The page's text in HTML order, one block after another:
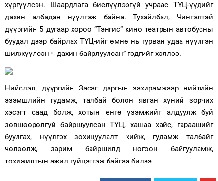
хүргүүлсэн. Шаардлага биелүүлээгүй учраас ТҮЦ-үүдийг
дахин албадан нүүлгэж байна. Тухайлбал, Чингэлтэй
дүүргийн 5 дугаар хороо “Тэнгис” кино театрын автобусны
буудал дээр байрлах ТҮЦ-ийг өмнө нь гурван удаа нүүлгэн
шилжүүлсэн ч дахин байрлуулсан” гэдгийг хэллээ.
Нийслэл, дүүргийн Засаг даргын захирамжаар нийтийн
эзэмшлийн гудамж, талбай болон явган хүний зорчих
хэсэгт саад болж, хотын өнгө үзэмжийг алдуулж буй
зөвшөөрөлгүй байршуулсан ТҮЦ, хашаа хайс, гараашийг
буулгах, нүүлгэх зохицуулалт хийж, гудамж талбайг
чөлөөлж, зарим байршилд ногоон байгууламж,
тохижилтын ажил гүйцэтгэж байгаа билээ.